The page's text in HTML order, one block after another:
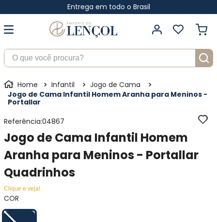
Entrega em todo o Brasil
O que você procura?
Infantil
Jogo de Cama
Jogo de Cama Infantil Homem Aranha para Meninos -
Portallar
Referência:04867
Jogo de Cama Infantil Homem
Aranha para Meninos - Portallar
Quadrinhos
Clique e veja!
COR